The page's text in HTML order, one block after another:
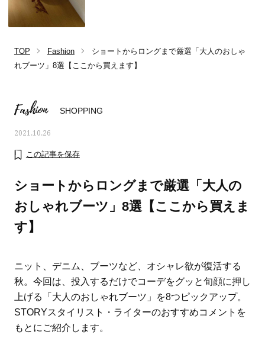
ママとパパに贈る「ジェンダーレ
ス学」
人気の40代髪型・ヘア
TOP Fashion
ショートからロングまで厳選「大人のおしゃ
れブーツ」8選【ここから買えます】
Fashion SHOPPING
2021.10.26
この記事を保存
ショートからロングまで厳選「大人の
おしゃれブーツ」8選【ここから買えま
す】
ニット、デニム、ブーツなど、オシャレ欲が復活する
秋。今回は、投入するだけでコーデをグッと旬顔に押し
上げる「大人のおしゃれブーツ」を8つピックアップ。
STORYスタイリスト・ライターのおすすめコメントを
もとにご紹介します。